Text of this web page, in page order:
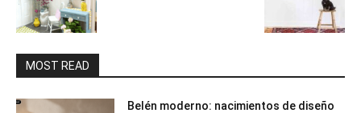
MOST READ
Belén moderno: nacimientos de diseño